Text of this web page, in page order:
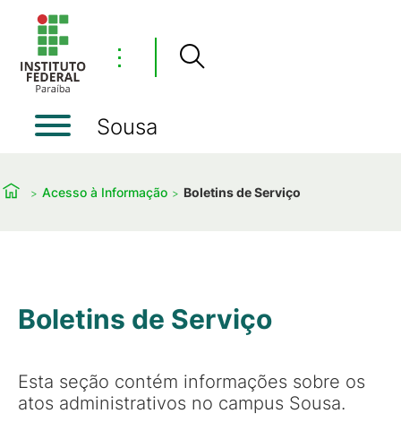
⋮
Sousa
Acesso à Informação Boletins de Serviço
Boletins de Serviço
Esta seção contém informações sobre os
atos administrativos no campus Sousa.